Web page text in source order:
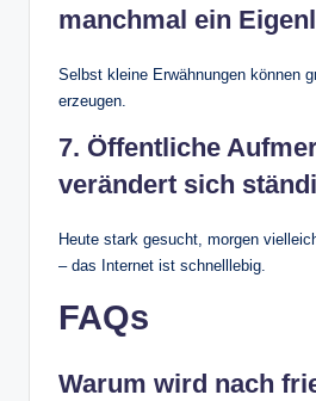
manchmal ein
Selbst kleine Erwähnungen können
erzeugen.
7. Öffentliche
verändert sich
Heute stark gesucht, morgen
– das Internet ist schnelllebig.
FAQs
Warum wird nach